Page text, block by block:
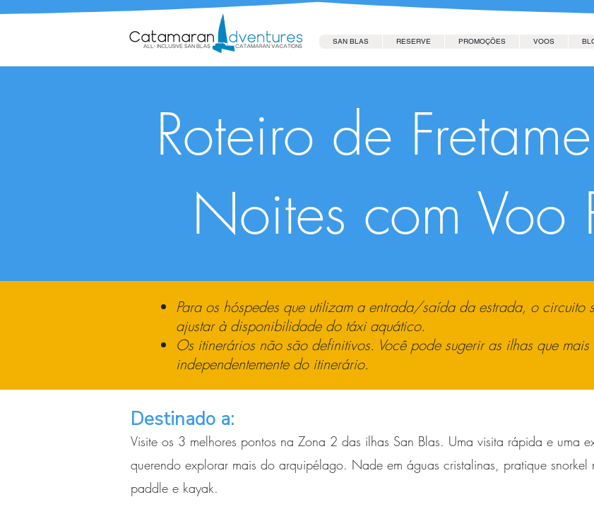
SAN BLAS RESERVE PROMOÇÕES VOOS
Roteiro de
Noites com Voo
Para os hóspedes que utilizam a entrada/saída da estrada, o circuito
ajustar à disponibilidade do táxi aquático.
Os itinerários não são definitivos. Você pode sugerir as ilhas que mais
independentemente do itinerário.
Destinado a:
Visite os 3 melhores pontos na Zona 2 das ilhas San Blas. Uma visita rápida e uma
querendo explorar mais do arquipélago. Nade em águas cristalinas, pratique snorkel
paddle e kayak.